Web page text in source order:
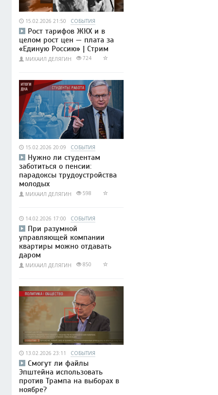
15.02.2026 21:50 СОБЫТИЯ
Рост тарифов ЖКХ и в
целом рост цен — плата за
«Единую Россию» | Стрим
МИХАИЛ ДЕЛЯГИН 724
15.02.2026 20:09 СОБЫТИЯ
Нужно ли студентам
заботиться о пенсии:
парадоксы трудоустройства
молодых
МИХАИЛ ДЕЛЯГИН 598
14.02.2026 17:00 СОБЫТИЯ
При разумной
управляющей компании
квартиры можно отдавать
даром
МИХАИЛ ДЕЛЯГИН 850
13.02.2026 23:11 СОБЫТИЯ
Смогут ли файлы
Эпштейна использовать
против Трампа на выборах в
ноябре?